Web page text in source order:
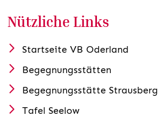
Nützliche Links
Startseite VB Oderland
Begegnungsstätten
Begegnungsstätte Strausberg
Tafel Seelow